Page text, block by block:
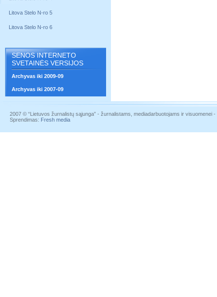
Litova Stelo N-ro 5
Litova Stelo N-ro 6
SENOS INTERNETO
SVETAINĖS VERSIJOS
Archyvas iki 2009-09
Archyvas iki 2007-09
2007 © “Lietuvos žurnalistų sąjunga” - žurnalistams, mediadarbuotojams ir visuomenei
Sprendimas: Fresh media